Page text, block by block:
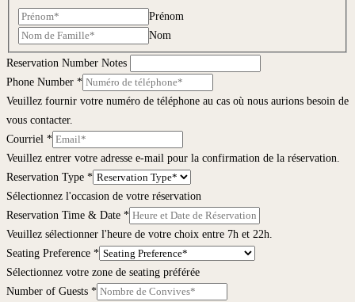
Prénom
Nom
Reservation Number Notes
Phone Number *
Veuillez fournir votre numéro de téléphone au cas où nous aurions besoin de
vous contacter.
Courriel *
Veuillez entrer votre adresse e-mail pour la confirmation de la réservation.
Reservation Type *
Sélectionnez l'occasion de votre réservation
Reservation Time & Date *
Veuillez sélectionner l'heure de votre choix entre 7h et 22h.
Seating Preference *
Sélectionnez votre zone de seating préférée
Number of Guests *